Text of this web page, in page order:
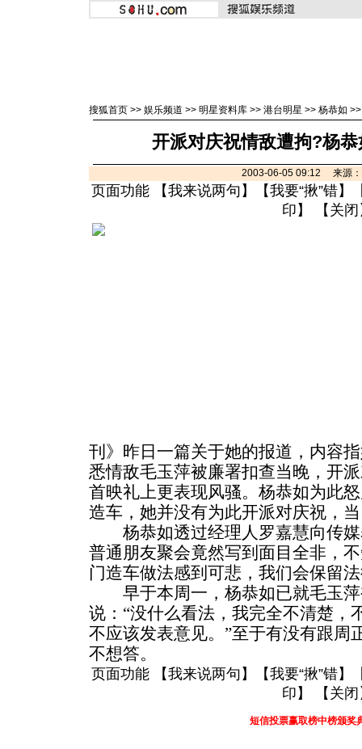
搜狐首页 >> 娱乐频道 >> 明星资料库 >> 港台明星 >> 杨恭如
开派对庆祝情敌遭拘?杨
2003-06-05 09:12 来源：
页面功能 【我来说两句 】【我要“揪”错】
印 】 【 关闭
刊》昨日一篇关于她的报道，内容
悉情敌毛玉萍被廉署扣查当晚，开
首映礼上更表现风骚。杨恭如为此
造车，她并没有为此开派对庆祝，
杨恭如透过经理人罗嘉慧向传媒
普通朋友聚会竟然写到面目全非，
门造车做法感到可悲，我们会保留
早于本周一，杨恭如已就毛玉萍
说：“没什么看法，我完全不清楚，
不应该发表意见。”至于有没有跟周
不想答。
页面功能 【我来说两句 】【我要“揪”错】
印 】 【 关闭
短信投票赢取榜中榜颁奖